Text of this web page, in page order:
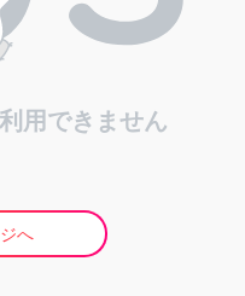
用できません